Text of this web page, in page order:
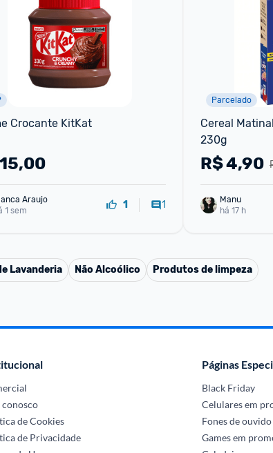
Crocante KitKat
15,00
Araujo
1 sem
1 1
Parcelado
Cereal
230g
R$4,90
Manu
há 17 h
Lavanderia Não Alcoólico Produtos de limpeza
conosco
de Cookies
de Privacidade
Páginas
Black Friday
Celulares em
Fones de
Games em